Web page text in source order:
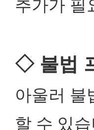
추가가 필
◇ 불법
아울러 불
할 수 있